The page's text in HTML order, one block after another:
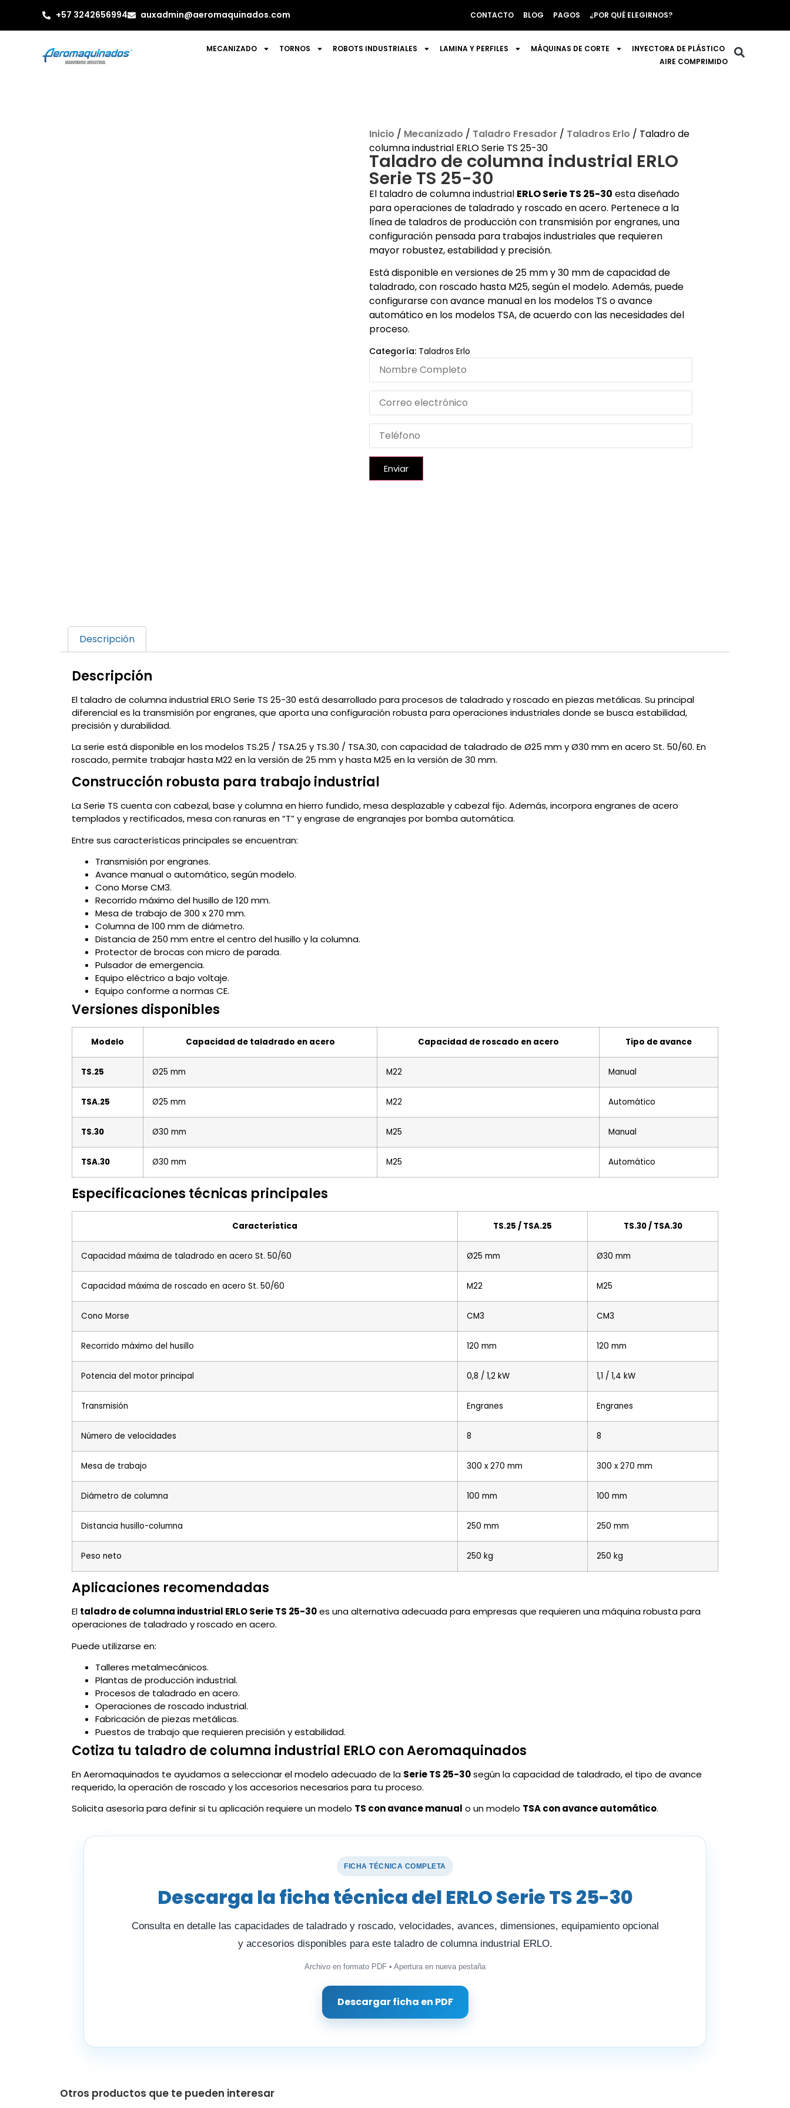
+57 3242656994 auxadmin@aeromaquinados.com CONTACTO BLOG PAGOS ¿POR QUÉ ELEGIRNOS?
MECANIZADO TORNOS ROBOTS INDUSTRIALES LAMINA Y PERFILES MÁQUINAS DE CORTE
INYECTORA DE PLÁSTICO
AIRE COMPRIMIDO
Inicio / Mecanizado / Taladro Fresador / Taladros Erlo / Taladro de
columna industrial ERLO Serie TS 25-30
Taladro de columna industrial ERLO
Serie TS 25-30
El taladro de columna industrial ERLO Serie TS 25-30 esta diseñado
para operaciones de taladrado y roscado en acero. Pertenece a la
línea de taladros de producción con transmisión por engranes, una
configuración pensada para trabajos industriales que requieren
mayor robustez, estabilidad y precisión.
Está disponible en versiones de 25 mm y 30 mm de capacidad de
taladrado, con roscado hasta M25, según el modelo. Además, puede
configurarse con avance manual en los modelos TS o avance
automático en los modelos TSA, de acuerdo con las necesidades del
proceso.
Categoría: Taladros Erlo
Enviar
Descripción
Descripción
El taladro de columna industrial ERLO Serie TS 25-30 está desarrollado para procesos de taladrado y roscado en piezas metálicas. Su principal
diferencial es la transmisión por engranes, que aporta una configuración robusta para operaciones industriales donde se busca estabilidad,
precisión y durabilidad.
La serie está disponible en los modelos TS.25 / TSA.25 y TS.30 / TSA.30, con capacidad de taladrado de Ø25 mm y Ø30 mm en acero St. 50/60. En
roscado, permite trabajar hasta M22 en la versión de 25 mm y hasta M25 en la versión de 30 mm.
Construcción robusta para trabajo industrial
La Serie TS cuenta con cabezal, base y columna en hierro fundido, mesa desplazable y cabezal fijo. Además, incorpora engranes de acero
templados y rectificados, mesa con ranuras en “T” y engrase de engranajes por bomba automática.
Entre sus características principales se encuentran:
Transmisión por engranes.
Avance manual o automático, según modelo.
Cono Morse CM3.
Recorrido máximo del husillo de 120 mm.
Mesa de trabajo de 300 x 270 mm.
Columna de 100 mm de diámetro.
Distancia de 250 mm entre el centro del husillo y la columna.
Protector de brocas con micro de parada.
Pulsador de emergencia.
Equipo eléctrico a bajo voltaje.
Equipo conforme a normas CE.
Versiones disponibles
Modelo Capacidad de taladrado en acero Capacidad de roscado en acero Tipo de avance
TS.25 Ø25 mm M22 Manual
TSA.25 Ø25 mm M22 Automático
TS.30 Ø30 mm M25 Manual
TSA.30 Ø30 mm M25 Automático
Especificaciones técnicas principales
Característica TS.25 / TSA.25 TS.30 / TSA.30
Capacidad máxima de taladrado en acero St. 50/60 Ø25 mm Ø30 mm
Capacidad máxima de roscado en acero St. 50/60 M22 M25
Cono Morse CM3 CM3
Recorrido máximo del husillo 120 mm 120 mm
Potencia del motor principal 0,8 / 1,2 kW 1,1 / 1,4 kW
Transmisión Engranes Engranes
Número de velocidades 8 8
Mesa de trabajo 300 x 270 mm 300 x 270 mm
Diámetro de columna 100 mm 100 mm
Distancia husillo-columna 250 mm 250 mm
Peso neto 250 kg 250 kg
Aplicaciones recomendadas
El taladro de columna industrial ERLO Serie TS 25-30es una alternativa adecuada para empresas que requieren una máquina robusta para
operaciones de taladrado y roscado en acero.
Puede utilizarse en:
Talleres metalmecánicos.
Plantas de producción industrial.
Procesos de taladrado en acero.
Operaciones de roscado industrial.
Fabricación de piezas metálicas.
Puestos de trabajo que requieren precisión y estabilidad.
Cotiza tu taladro de columna industrial ERLO con Aeromaquinados
En Aeromaquinados te ayudamos a seleccionar el modelo adecuado de la Serie TS 25-30según la capacidad de taladrado, el tipo de avance
requerido, la operación de roscado y los accesorios necesarios para tu proceso.
Solicita asesoría para definir si tu aplicación requiere un modelo TS con avance manual o un modelo TSA con avance automático.
FICHA TÉCNICA COMPLETA
Descarga la ficha técnica del ERLO Serie TS 25-30
Consulta en detalle las capacidades de taladrado y roscado, velocidades, avances, dimensiones, equipamiento opcional
y accesorios disponibles para este taladro de columna industrial ERLO.
Archivo en formato PDF • Apertura en nueva pestaña
Descargar ficha en PDF
Otros productos que te pueden interesar